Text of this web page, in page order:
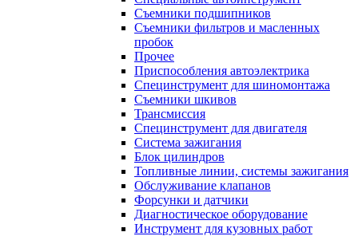
Съемники подшипников
Съемники фильтров и масленных
пробок
Прочее
Приспособления автоэлектрика
Специнструмент для шиномонтажа
Съемники шкивов
Трансмиссия
Специнструмент для двигателя
Система зажигания
Блок цилиндров
Топливные линии, системы зажигания
Обслуживание клапанов
Форсунки и датчики
Диагностическое оборудование
Инструмент для кузовных работ